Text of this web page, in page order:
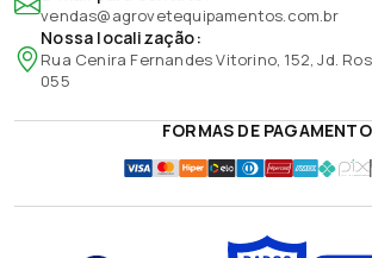
vendas@agrovetequipamentos.com.br
Nossa localização:
Rua Cenira Fernandes Vitorino, 152, Jd.
055
FORMAS DE PAGAMENTO